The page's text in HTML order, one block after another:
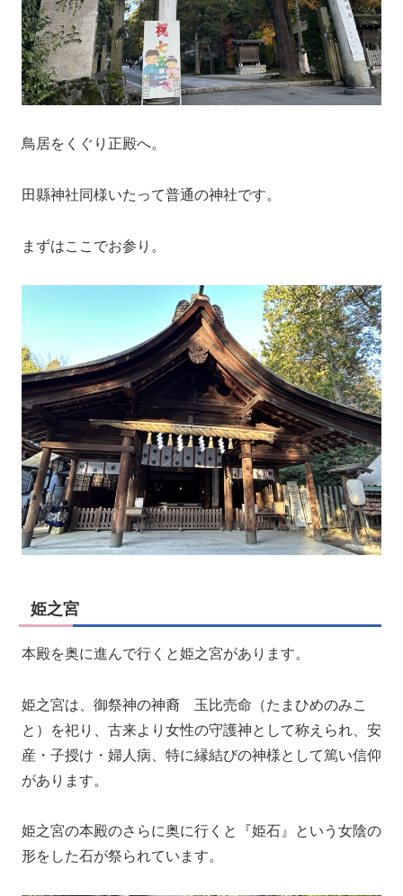
鳥居をくぐり正殿へ。
田縣神社同様いたって普通の神社です。
まずはここでお参り。
姫之宮
本殿を奥に進んで行くと姫之宮があります。
姫之宮は、御祭神の神裔 玉比売命（たまひめのみこ
と）を祀り、古来より女性の守護神として称えられ、安
産・子授け・婦人病、特に縁結びの神様として篤い信仰
があります。
姫之宮の本殿のさらに奥に行くと『姫石』という女陰の
形をした石が祭られています。